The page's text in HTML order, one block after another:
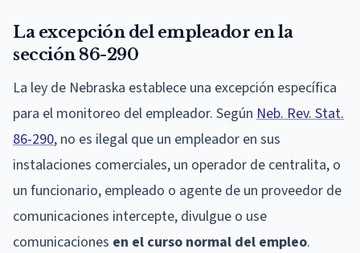
La excepción del empleador en la
sección 86-290
La ley de Nebraska establece una excepción específica
para el monitoreo del empleador. Según Neb. Rev. Stat.
86-290, no es ilegal que un empleador en sus
instalaciones comerciales, un operador de centralita, o
un funcionario, empleado o agente de un proveedor de
comunicaciones intercepte, divulgue o use
comunicaciones en el curso normal del empleo.